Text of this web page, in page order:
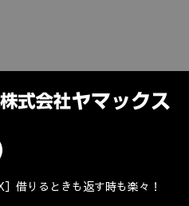
借りるときも返す時も楽々！